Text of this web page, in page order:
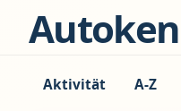
Zum Inhalt springen
Aktivität A-Z